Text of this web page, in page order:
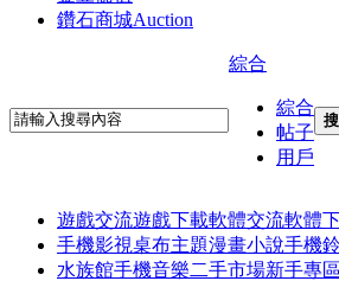
鑽石商城Auction
綜合
綜合
帖子
用戶
遊戲交流遊戲下載軟體交流軟體
手機影視桌布主題漫畫小說手機
水族館手機音樂二手市場新手專區